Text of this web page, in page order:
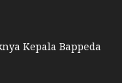
Kepala Bappeda